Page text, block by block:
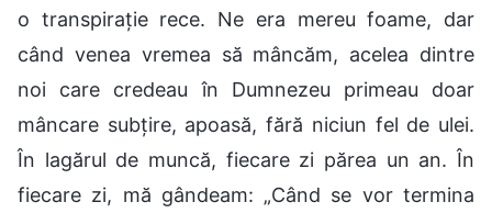
o transpirație rece. Ne era mereu foame, dar
când venea vremea să mâncăm, acelea dintre
noi care credeau în Dumnezeu primeau doar
mâncare subțire, apoasă, fără niciun fel de ulei.
În lagărul de muncă, fiecare zi părea un an. În
fiecare zi, mă gândeam: „Când se vor termina